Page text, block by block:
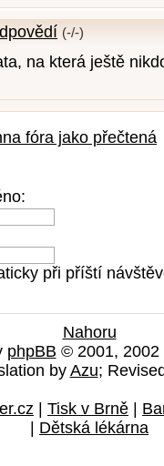
(-/-)
na která ještě
fóra jako přečtená
při příští
Nahoru
phpBB © 2001, 2002
byAzu;
| Tisk v Brně |
| Dětská lékárna